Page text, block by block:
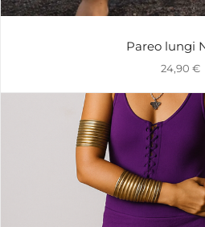
Pareo lungi
24,90 €